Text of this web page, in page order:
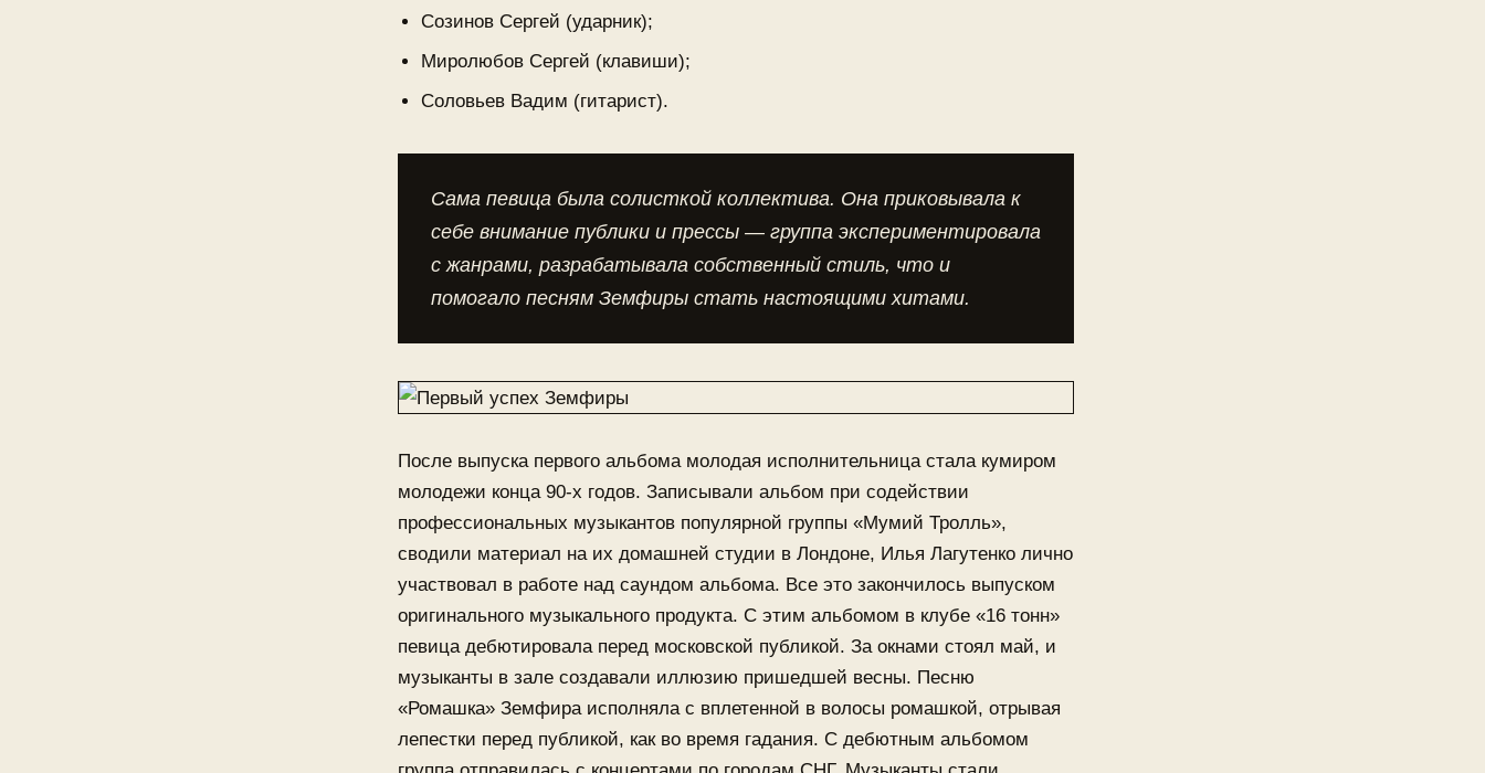
Созинов Сергей (ударник);
Миролюбов Сергей (клавиши);
Соловьев Вадим (гитарист).
Сама певица была солисткой коллектива. Она приковывала к
себе внимание публики и прессы — группа экспериментировала
с жанрами, разрабатывала собственный стиль, что и
помогало песням Земфиры стать настоящими хитами.
После выпуска первого альбома молодая исполнительница стала кумиром
молодежи конца 90-х годов. Записывали альбом при содействии
профессиональных музыкантов популярной группы «Мумий Тролль»,
сводили материал на их домашней студии в Лондоне, Илья Лагутенко лично
участвовал в работе над саундом альбома. Все это закончилось выпуском
оригинального музыкального продукта. С этим альбомом в клубе «16 тонн»
певица дебютировала перед московской публикой. За окнами стоял май, и
музыканты в зале создавали иллюзию пришедшей весны. Песню
«Ромашка» Земфира исполняла с вплетенной в волосы ромашкой, отрывая
лепестки перед публикой, как во время гадания. С дебютным альбомом